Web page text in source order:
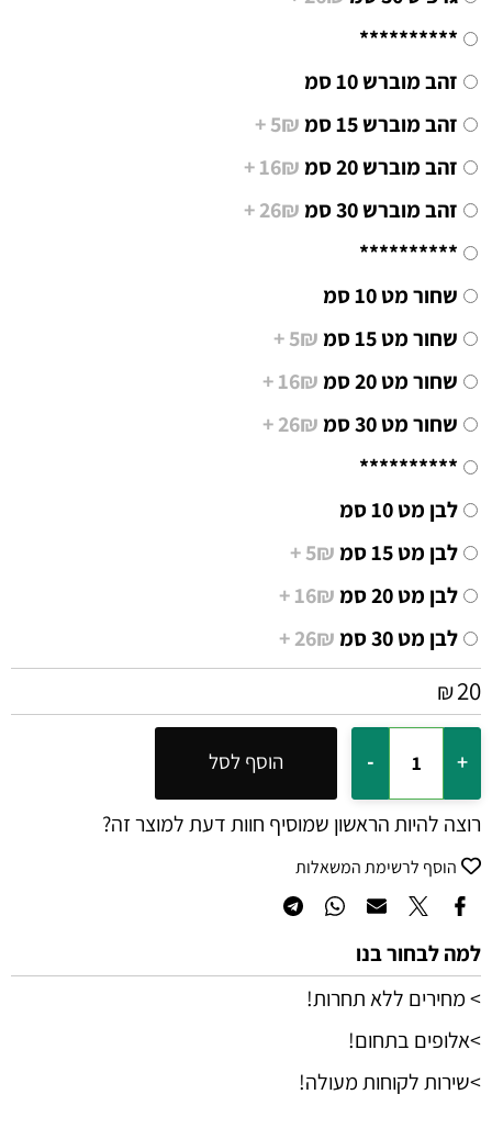
**********
זהב מוברש 10 סמ
זהב מוברש 15 סמ
5₪ +
זהב מוברש 20 סמ
16₪ +
זהב מוברש 30 סמ
26₪ +
**********
שחור מט 10 סמ
שחור מט 15 סמ
5₪ +
שחור מט 20 סמ
16₪ +
שחור מט 30 סמ
26₪ +
**********
לבן מט 10 סמ
לבן מט 15 סמ
5₪ +
לבן מט 20 סמ
16₪ +
לבן מט 30 סמ
26₪ +
₪20
הוסף לסל
רוצה להיות הראשון שמוסיף חוות דעת למוצר זה?
הוסף לרשימת המשאלות
למה לבחור בנו
> מחירים ללא תחרות!
>אלופים בתחום!
>שירות לקוחות מעולה!